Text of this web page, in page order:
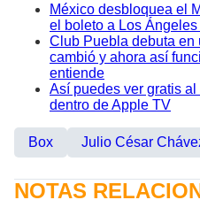
México desbloquea el
el boleto a Los
Club Puebla debuta en
cambió y ahora así
entiende
Así puedes ver gratis
dentro de Apple TV
Box Julio César
NOTAS